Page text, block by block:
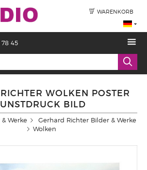
WARENKORB
45
WOLKEN POSTER
BILD
Werke
Gerhard Richter Bilder & Werke
Wolken